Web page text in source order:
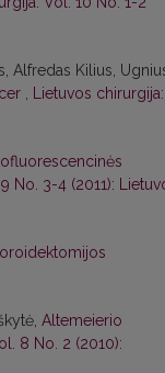
Alfredas Kilius,
, Lietuvos chirurgija:
No. 3-4 (2011):
Altemeierio
8 No. 2 (2010):